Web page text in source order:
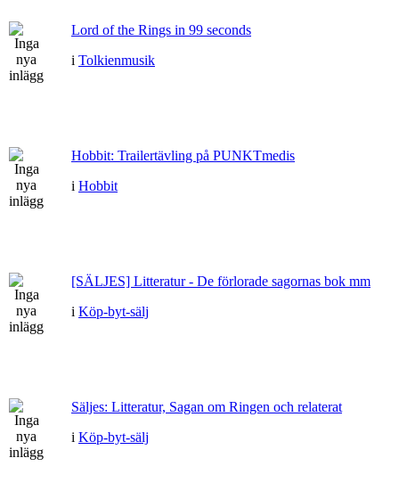
Lord of the Rings in 99 seconds
i Tolkienmusik
Hobbit: Trailertävling på PUNKTmedis
i Hobbit
[SÄLJES] Litteratur - De förlorade sagornas bok mm
i Köp-byt-sälj
Säljes: Litteratur, Sagan om Ringen och relaterat
i Köp-byt-sälj